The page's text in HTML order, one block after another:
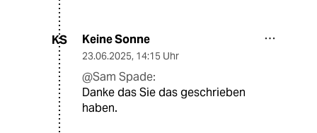
KS Keine Sonne
23.06.2025, 14:15 Uhr
@Sam Spade:
Danke das Sie das geschrieben
haben.